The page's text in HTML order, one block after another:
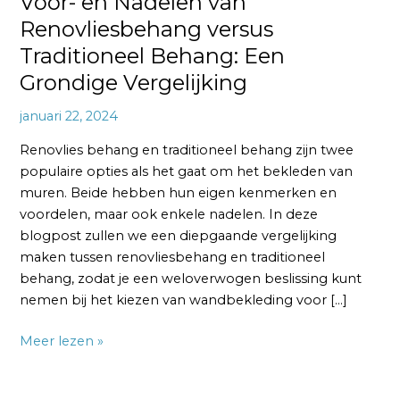
Renovliesbehang versus
Traditioneel Behang: Een
Grondige Vergelijking
januari 22, 2024
Renovlies behang en traditioneel behang zijn twee
populaire opties als het gaat om het bekleden van
muren. Beide hebben hun eigen kenmerken en
voordelen, maar ook enkele nadelen. In deze
blogpost zullen we een diepgaande vergelijking
maken tussen renovliesbehang en traditioneel
behang, zodat je een weloverwogen beslissing kunt
nemen bij het kiezen van wandbekleding voor […]
Meer lezen »